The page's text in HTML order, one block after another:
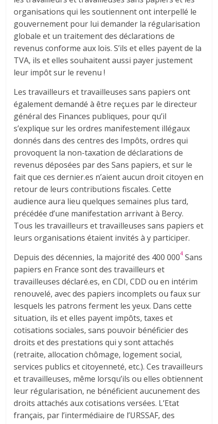
organisations qui les soutiennent ont interpellé le
gouvernement pour lui demander la régularisation
globale et un traitement des déclarations de
revenus conforme aux lois. S’ils et elles payent de la
TVA, ils et elles souhaitent aussi payer justement
leur impôt sur le revenu !
Les travailleurs et travailleuses sans papiers ont
également demandé à être reçu.es par le directeur
général des Finances publiques, pour qu’il
s’explique sur les ordres manifestement illégaux
donnés dans des centres des Impôts, ordres qui
provoquent la non-taxation de déclarations de
revenus déposées par des Sans papiers, et sur le
fait que ces dernier.es n’aient aucun droit citoyen en
retour de leurs contributions fiscales. Cette
audience aura lieu quelques semaines plus tard,
précédée d’une manifestation arrivant à Bercy.
Tous les travailleurs et travailleuses sans papiers et
leurs organisations étaient invités à y participer.
Depuis des décennies, la majorité des 400 0004 Sans
papiers en France sont des travailleurs et
travailleuses déclaré.es, en CDI, CDD ou en intérim
renouvelé, avec des papiers incomplets ou faux sur
lesquels les patrons ferment les yeux. Dans cette
situation, ils et elles payent impôts, taxes et
cotisations sociales, sans pouvoir bénéficier des
droits et des prestations qui y sont attachés
(retraite, allocation chômage, logement social,
services publics et citoyenneté, etc.). Ces travailleurs
et travailleuses, même lorsqu’ils ou elles obtiennent
leur régularisation, ne bénéficient aucunement des
droits attachés aux cotisations versées. L’Etat
français, par l’intermédiaire de l’URSSAF, des